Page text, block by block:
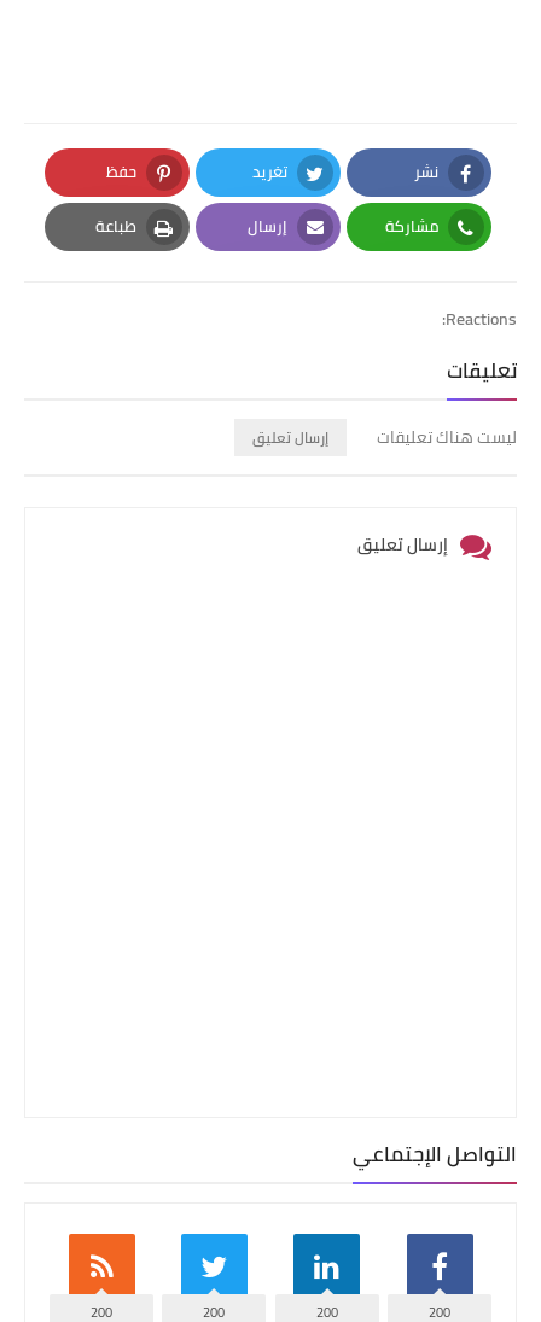
نشر
Facebook
تغريد
Twitter
حفظ
Pinterest
مشاركة
Whatsapp
إرسال
Email
طباعة
Print
Reactions:
تعليقات
ليست هناك تعليقات إرسال تعليق
إرسال تعليق
التواصل الإجتماعي
200
200
200
200